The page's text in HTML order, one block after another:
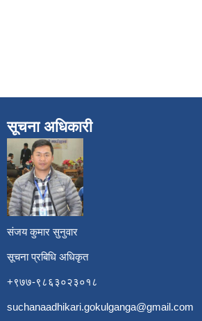
सूचना अधिकारी
संजय कुमार सुनुवार
सूचना प्रबिधि अधिकृत
+९७७-९८६३०२३०१८
suchanaadhikari.gokulganga@gmail.com